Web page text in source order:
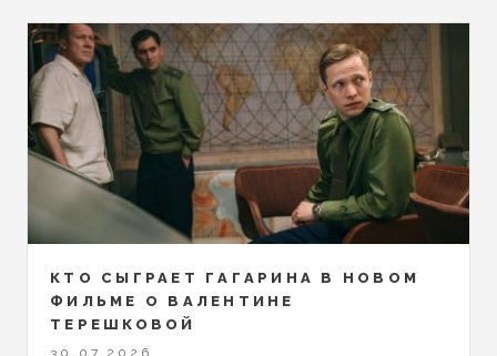
КТО СЫГРАЕТ ГАГАРИНА В НОВОМ
ФИЛЬМЕ О ВАЛЕНТИНЕ
ТЕРЕШКОВОЙ